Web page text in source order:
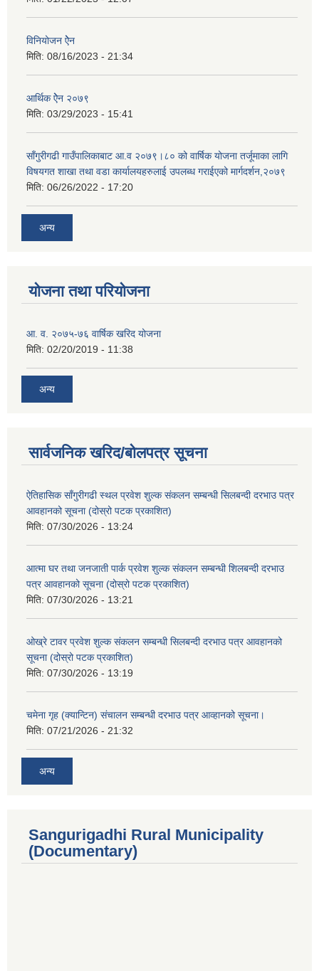
विनियोजन ऐेन
मिति: 08/16/2023 - 21:34
आर्थिक ऐेन २०७९
मिति: 03/29/2023 - 15:41
साँगुरीगढी गाउँपालिकाबाट आ.व २०७९।८० को वार्षिक योजना तर्जूमाका लागि
विषयगत शाखा तथा वडा कार्यालयहरुलाई उपलब्ध गराईएको मार्गदर्शन,२०७९
मिति: 06/26/2022 - 17:20
अन्य
योजना तथा परियोजना
आ. व. २०७५-७६ वार्षिक खरिद योजना
मिति: 02/20/2019 - 11:38
अन्य
सार्वजनिक खरिद/बोलपत्र सूचना
ऐतिहासिक साँगुरीगढी स्थल प्रवेश शुल्क संकलन सम्बन्धी सिलबन्दी दरभाउ पत्र
आवहानको सूचना (दोस्रो पटक प्रकाशित)
मिति: 07/30/2026 - 13:24
आत्मा घर तथा जनजाती पार्क प्रवेश शुल्क संकलन सम्बन्धी शिलबन्दी दरभाउ
पत्र आवहानको सूचना (दोस्रो पटक प्रकाशित)
मिति: 07/30/2026 - 13:21
ओख्रे टावर प्रवेश शुल्क संकलन सम्बन्धी सिलबन्दी दरभाउ पत्र आवहानको
सूचना (दोस्रो पटक प्रकाशित)
मिति: 07/30/2026 - 13:19
चमेना गृह (क्यान्टिन) संचालन सम्बन्धी दरभाउ पत्र आव्हानको सूचना।
मिति: 07/21/2026 - 21:32
अन्य
Sangurigadhi Rural Municipality
(Documentary)